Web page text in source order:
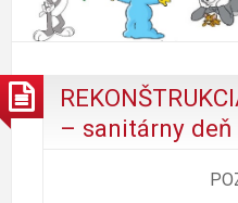
– sanitárny deň